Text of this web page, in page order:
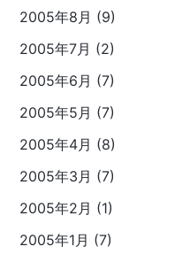
2005年8月 (9)
2005年7月 (2)
2005年6月 (7)
2005年5月 (7)
2005年4月 (8)
2005年3月 (7)
2005年2月 (1)
2005年1月 (7)